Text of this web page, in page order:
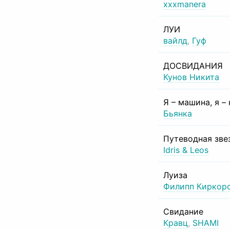
xxxmanera
ЛУИ
вайлд, Гуф
ДОСВИДАНИЯ
Кунов Никита
Я – машина, я –
Бьянка
Путеводная
Idris & Leos
Луиза
Филипп
Свидание
Кравц, SHAMI